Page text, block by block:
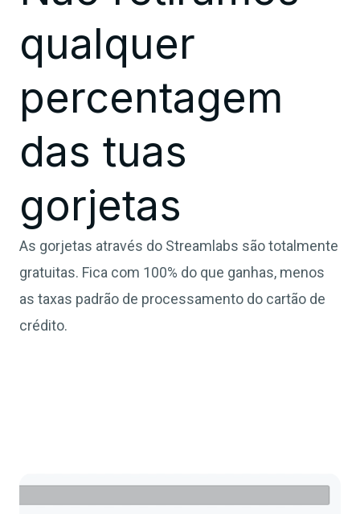
qualquer
percentagem
das tuas
gorjetas
As gorjetas através do Streamlabs são totalmente
gratuitas. Fica com 100% do que ganhas, menos
as taxas padrão de processamento do cartão de
crédito.